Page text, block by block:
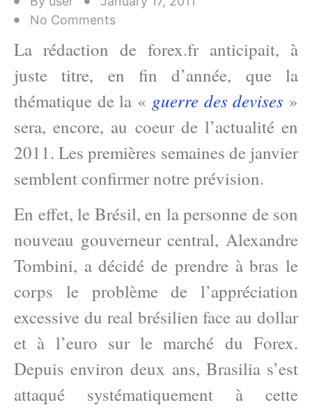
No Comments
La rédaction de forex.fr anticipait, à
juste titre, en fin d’année, que la
thématique de la « guerre des devises »
sera, encore, au coeur de l’actualité en
2011. Les premières semaines de janvier
semblent confirmer notre prévision.
En effet, le Brésil, en la personne de son
nouveau gouverneur central, Alexandre
Tombini, a décidé de prendre à bras le
corps le problème de l’appréciation
excessive du real brésilien face au dollar
et à l’euro sur le marché du Forex.
Depuis environ deux ans, Brasilia s’est
attaqué systématiquement à cette